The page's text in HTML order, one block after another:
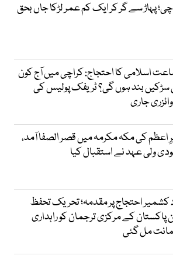
پہاڑ سے گر کر ایک کم عمر لڑکا جاں بحق
اسلامی کا احتجاج: کراچی میں آج کون
بند ہوں گی؟ ٹریفک پولیس کی
جاری
اعظم کی مکہ مکرمہ میں قصر الصفا آمد،
ولی عہد نے استقبال کیا
کشمیر احتجاج پر مقدمہ؛ تحریک تحفظ
پاکستان کے مرکزی ترجمان کو راہداری
مل گئی